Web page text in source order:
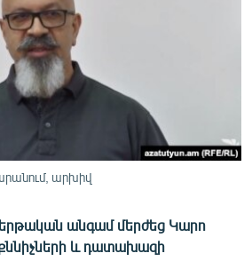
արխիվ
անգամ մերժեց Կարո
քննիչների և դատախազի